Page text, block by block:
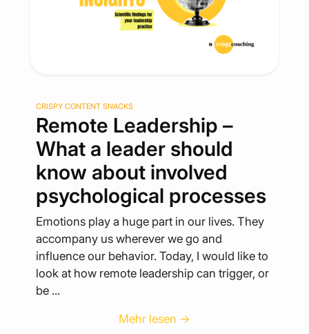
CRISPY CONTENT SNACKS
Remote Leadership –
What a leader should
know about involved
psychological processes
Emotions play a huge part in our lives. They
accompany us wherever we go and
influence our behavior. Today, I would like to
look at how remote leadership can trigger, or
be ...
Mehr lesen →